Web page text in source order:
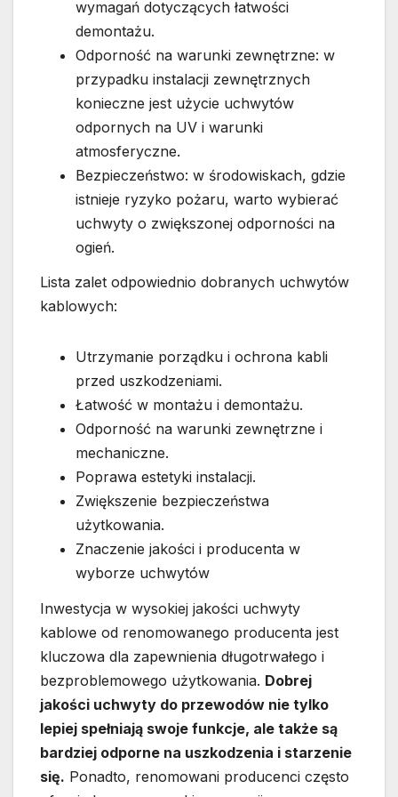
wymagań dotyczących łatwości
demontażu.
Odporność na warunki zewnętrzne: w
przypadku instalacji zewnętrznych
konieczne jest użycie uchwytów
odpornych na UV i warunki
atmosferyczne.
Bezpieczeństwo: w środowiskach, gdzie
istnieje ryzyko pożaru, warto wybierać
uchwyty o zwiększonej odporności na
ogień.
Lista zalet odpowiednio dobranych uchwytów
kablowych:
Utrzymanie porządku i ochrona kabli
przed uszkodzeniami.
Łatwość w montażu i demontażu.
Odporność na warunki zewnętrzne i
mechaniczne.
Poprawa estetyki instalacji.
Zwiększenie bezpieczeństwa
użytkowania.
Znaczenie jakości i producenta w
wyborze uchwytów
Inwestycja w wysokiej jakości uchwyty
kablowe od renomowanego producenta jest
kluczowa dla zapewnienia długotrwałego i
bezproblemowego użytkowania. Dobrej
jakości uchwyty do przewodów nie tylko
lepiej spełniają swoje funkcje, ale także są
bardziej odporne na uszkodzenia i starzenie
się. Ponadto, renomowani producenci często